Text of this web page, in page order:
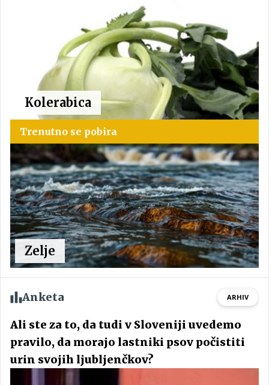
Kolerabica
Trenutno se pobira
Zelje
Anketa ARHIV
Ali ste za to, da tudi v Sloveniji uvedemo
pravilo, da morajo lastniki psov počistiti
urin svojih ljubljenčkov?